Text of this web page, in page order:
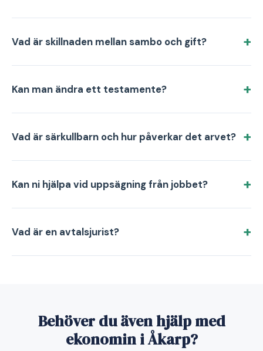
Vad är skillnaden mellan sambo och gift?
Kan man ändra ett testamente?
Vad är särkullbarn och hur påverkar det arvet?
Kan ni hjälpa vid uppsägning från jobbet?
Vad är en avtalsjurist?
Behöver du även hjälp med
ekonomin i Åkarp?